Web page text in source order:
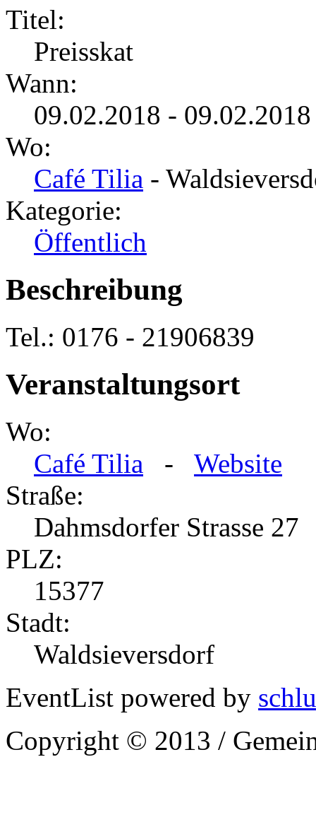
Titel:
Preisskat
Wann:
09.02.2018 -
Wo:
Café Tilia -
Kategorie:
Öffentlich
Beschreibung
Tel.: 0176 - 21906839
Veranstaltungsort
Wo:
Café Tilia - Website
Straße:
Dahmsdorfer Strasse 27
PLZ:
15377
Stadt:
Waldsieversdorf
EventList powered by
Copyright © 2013 /